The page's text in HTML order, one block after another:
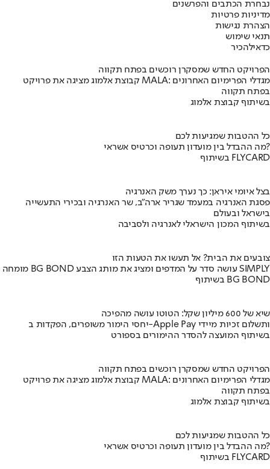
נבחרת הכתבים והפרשנים
מדיניות פרטיות
הצהרת נגישות
תנאי שימוש
כדאילהכיר
הפרויקט החדש שמסקרן רוכשים בפתח תקווה
קבוצת אלמוג מציגה את פרויקט MALA: מגדלי הפרימיום האחרונים
בפתח תקווה
בשיתוף קבוצת אלמוג
כל ההטבות שמגיעות לכם
מה ההבדל בין מועדון תעופה וכרטיס אשראי?
בשיתוף FLYCARD
בצל איומי איראן: כך נערך משק האנרגיה
פסגת האנרגיה במעמד שגריר ארה"ב, שר האנרגיה ובכירי התעשייה
בישראל ובעולם
בשיתוף המכון הישראלי לאנרגיה ולסביבה
צובעים את הבית? אל תעשו את הטעות הזו
מומחה BG BOND עושה סדר על המדפים ומציג את מותג הצבע SIMPLY
בשיתוף BG BOND
שיא של 600 מיליון שקל: הטוטו עושה מהפיכה
יחסי הימור משופרים, הפקדות ב-Apple Pay ותשלום זכיות מיידי
בשיתוף המועצה להסדר ההימורים בספורט
הפרויקט החדש שמסקרן רוכשים בפתח תקווה
קבוצת אלמוג מציגה את פרויקט MALA: מגדלי הפרימיום האחרונים
בפתח תקווה
בשיתוף קבוצת אלמוג
כל ההטבות שמגיעות לכם
מה ההבדל בין מועדון תעופה וכרטיס אשראי?
בשיתוף FLYCARD